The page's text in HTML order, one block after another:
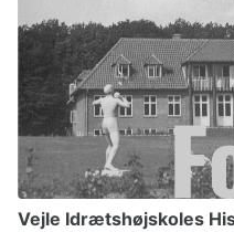
Vejle Idrætshøjskoles